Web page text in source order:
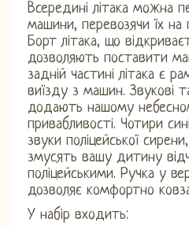
Всередині літака можна
машини, перевозячи їх на
Борт літака, що
дозволяють поставити
задній частині літака є
виїзду з машин. Звукові
додають нашому
привабливості. Чотири
звуки поліцейської
змусять вашу дитину
поліцейськими. Ручка у
дозволяє комфортно
У набір входить: